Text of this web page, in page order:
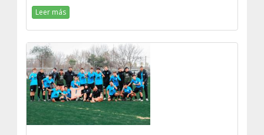
Leer más